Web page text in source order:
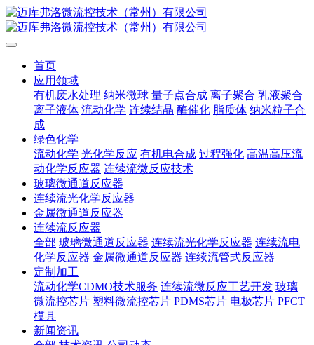
首页
应用领域
有机废水处理 纳米微球 量子点合成 离子聚合 乳液聚合
离子液体 流动化学 连续结晶 酶催化 脂质体 纳米粒子合
成
绿色化学
流动化学 光化学反应 有机电合成 过程强化 高温高压流
动化学反应器 连续流微反应技术
玻璃微通道反应器
连续流光化学反应器
金属微通道反应器
连续流反应器
全部 玻璃微通道反应器 连续流光化学反应器 连续流电
化学反应器 金属微通道反应器 连续流管式反应器
定制加工
流动化学CDMO技术服务 连续流微反应工艺开发 玻璃
微流控芯片 塑料微流控芯片 PDMS芯片 电极芯片 PFCT
模具
新闻资讯